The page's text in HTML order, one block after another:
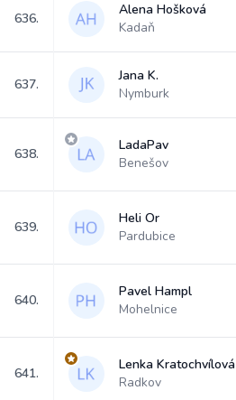
636.
Alena Hošková
Kadaň
637.
Jana K.
Nymburk
638.
LadaPav
Benešov
639.
Heli Or
Pardubice
640.
Pavel Hampl
Mohelnice
641.
Lenka Kratochvílová
Radkov